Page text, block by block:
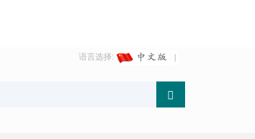
语言选择: